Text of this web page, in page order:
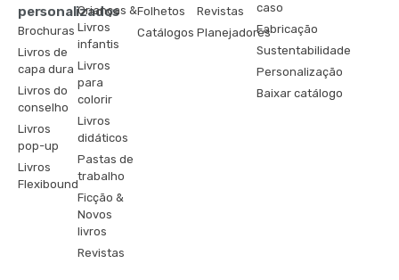
personalizados
Brochuras
Livros de
capa dura
Livros do
conselho
Livros
pop-up
Livros
Flexibound
Crianças &
Livros
infantis
Livros
para
colorir
Livros
didáticos
Pastas de
trabalho
Ficção &
Novos
livros
Revistas
Folhetos
Catálogos
Revistas
Planejadores
caso
Fabricação
Sustentabilidade
Personalização
Baixar catálogo